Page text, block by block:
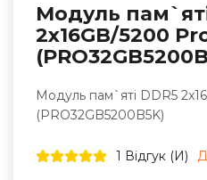
Модуль
2x16GB/5200
Модуль пам`ятi DDR5
(PRO32GB5200B5K)
1 Відгук (и)